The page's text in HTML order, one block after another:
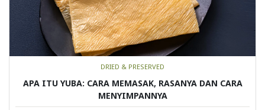
DRIED & PRESERVED
APA ITU YUBA: CARA MEMASAK, RASANYA DAN CARA
MENYIMPANNYA